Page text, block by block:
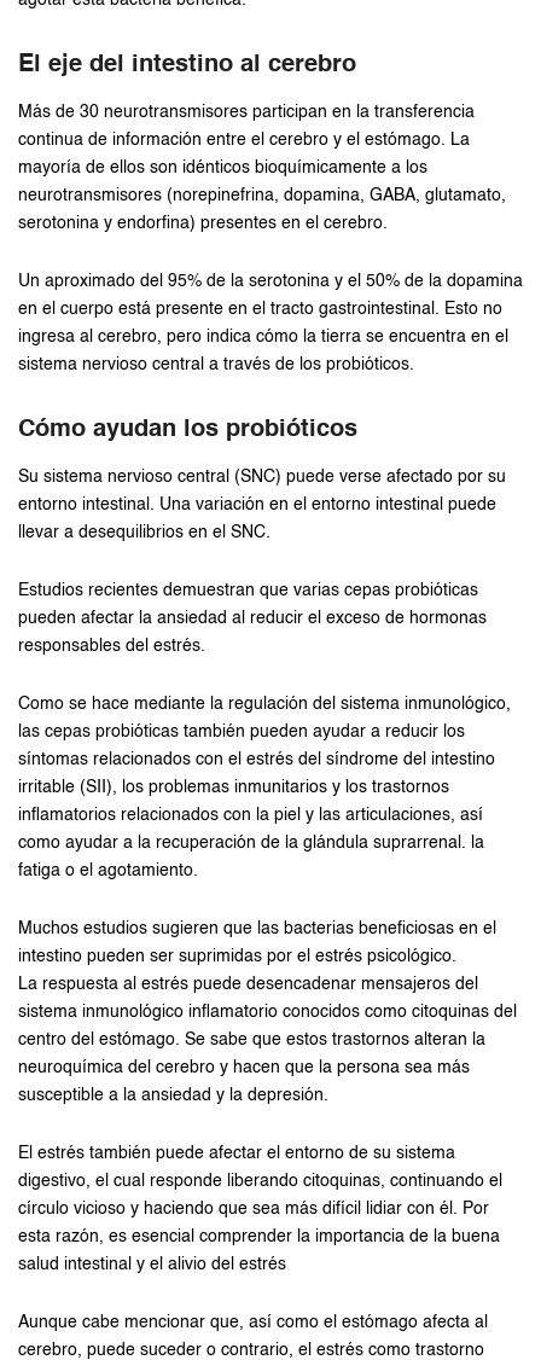
El eje del intestino al cerebro
Más de 30 neurotransmisores participan en la transferencia
continua de información entre el cerebro y el estómago. La
mayoría de ellos son idénticos bioquímicamente a los
neurotransmisores (norepinefrina, dopamina, GABA, glutamato,
serotonina y endorfina) presentes en el cerebro.
Un aproximado del 95% de la serotonina y el 50% de la dopamina
en el cuerpo está presente en el tracto gastrointestinal. Esto no
ingresa al cerebro, pero indica cómo la tierra se encuentra en el
sistema nervioso central a través de los probióticos.
Cómo ayudan los probióticos
Su sistema nervioso central (SNC) puede verse afectado por su
entorno intestinal. Una variación en el entorno intestinal puede
llevar a desequilibrios en el SNC.
Estudios recientes demuestran que varias cepas probióticas
pueden afectar la ansiedad al reducir el exceso de hormonas
responsables del estrés.
Como se hace mediante la regulación del sistema inmunológico,
las cepas probióticas también pueden ayudar a reducir los
síntomas relacionados con el estrés del síndrome del intestino
irritable (SII), los problemas inmunitarios y los trastornos
inflamatorios relacionados con la piel y las articulaciones, así
como ayudar a la recuperación de la glándula suprarrenal. la
fatiga o el agotamiento.
Muchos estudios sugieren que las bacterias beneficiosas en el
intestino pueden ser suprimidas por el estrés psicológico.
La respuesta al estrés puede desencadenar mensajeros del
sistema inmunológico inflamatorio conocidos como citoquinas del
centro del estómago. Se sabe que estos trastornos alteran la
neuroquímica del cerebro y hacen que la persona sea más
susceptible a la ansiedad y la depresión.
El estrés también puede afectar el entorno de su sistema
digestivo, el cual responde liberando citoquinas, continuando el
círculo vicioso y haciendo que sea más difícil lidiar con él. Por
esta razón, es esencial comprender la importancia de la buena
salud intestinal y el alivio del estrés
Aunque cabe mencionar que, así como el estómago afecta al
cerebro, puede suceder o contrario, el estrés como trastorno